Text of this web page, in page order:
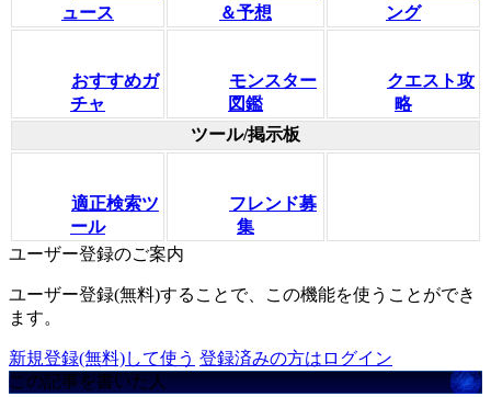
ュース
＆予想
ング
おすすめガ
チャ
モンスター
図鑑
クエスト攻
略
ツール/掲示板
適正検索ツ
ール
フレンド募
集
ユーザー登録のご案内
ユーザー登録(無料)することで、この機能を使うことができ
ます。
新規登録(無料)して使う 登録済みの方はログイン
この記事を書いた人